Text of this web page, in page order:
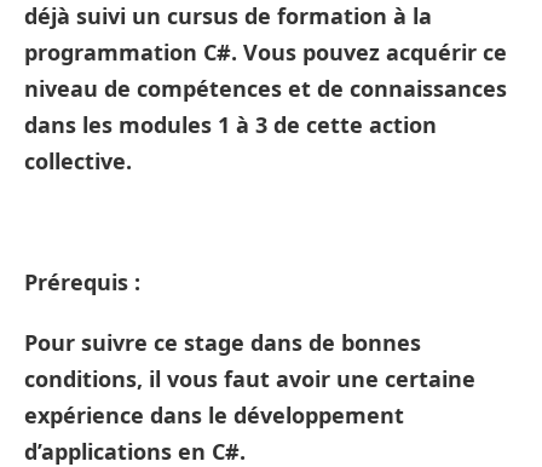
déjà suivi un cursus de formation à la
programmation C#. Vous pouvez acquérir ce
niveau de compétences et de connaissances
dans les modules 1 à 3 de cette action
collective.
Prérequis :
Pour suivre ce stage dans de bonnes
conditions, il vous faut avoir une certaine
expérience dans le développement
d’applications en C#.